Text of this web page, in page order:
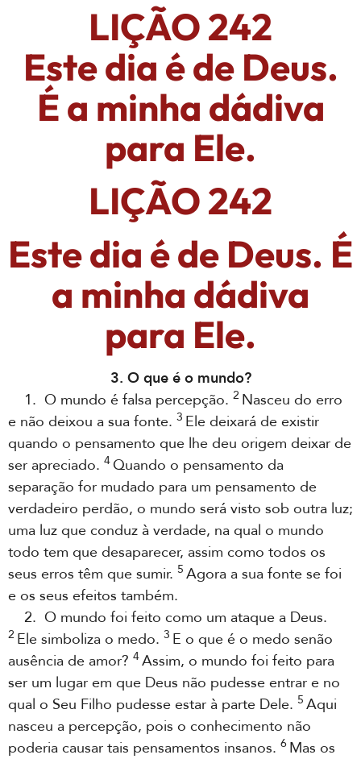
LIÇÃO 242
Este dia é de Deus.
É a minha dádiva
para Ele.
LIÇÃO 242
Este dia é de Deus. É
a minha dádiva
para Ele.
3. O que é o mundo?
1. O mundo é falsa percepção. 2 Nasceu do erro
e não deixou a sua fonte. 3 Ele deixará de existir
quando o pensamento que lhe deu origem deixar de
ser apreciado. 4Quando o pensamento da
separação for mudado para um pensamento de
verdadeiro perdão, o mundo será visto sob outra luz;
uma luz que conduz à verdade, na qual o mundo
todo tem que desaparecer, assim como todos os
seus erros têm que sumir. 5 Agora a sua fonte se foi
e os seus efeitos também.
2. O mundo foi feito como um ataque a Deus.
2 Ele simboliza o medo. 3 E o que é o medo senão
ausência de amor? 4Assim, o mundo foi feito para
ser um lugar em que Deus não pudesse entrar e no
qual o Seu Filho pudesse estar à parte Dele. 5 Aqui
nasceu a percepção, pois o conhecimento não
poderia causar tais pensamentos insanos. 6 Mas os